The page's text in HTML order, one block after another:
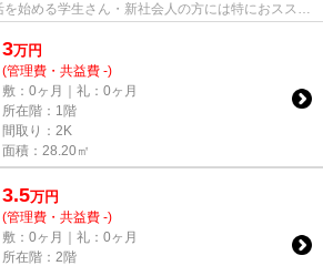
を始める学生さん・新社会人の方には特におスス
3万円
(管理費・共益費 -)
敷：0ヶ月｜礼：0ヶ月
所在階：1階
間取り：2K
面積：28.20㎡
3.5万円
(管理費・共益費 -)
敷：0ヶ月｜礼：0ヶ月
所在階：2階